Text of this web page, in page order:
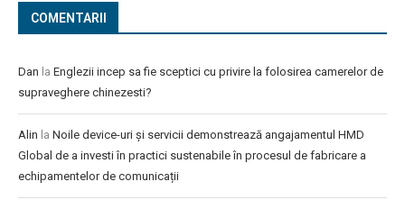
COMENTARII
Dan la Englezii incep sa fie sceptici cu privire la folosirea camerelor de
supraveghere chinezesti?
Alin la Noile device-uri și servicii demonstrează angajamentul HMD
Global de a investi în practici sustenabile în procesul de fabricare a
echipamentelor de comunicații